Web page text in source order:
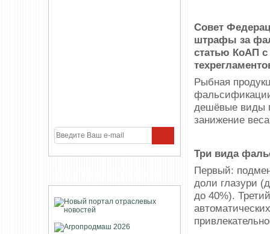
Совет
штрафы за
статью КоАП с
Рыбная
дешёвые виды
занижение
Три вида
Первый:
доли глазури
до 40%).